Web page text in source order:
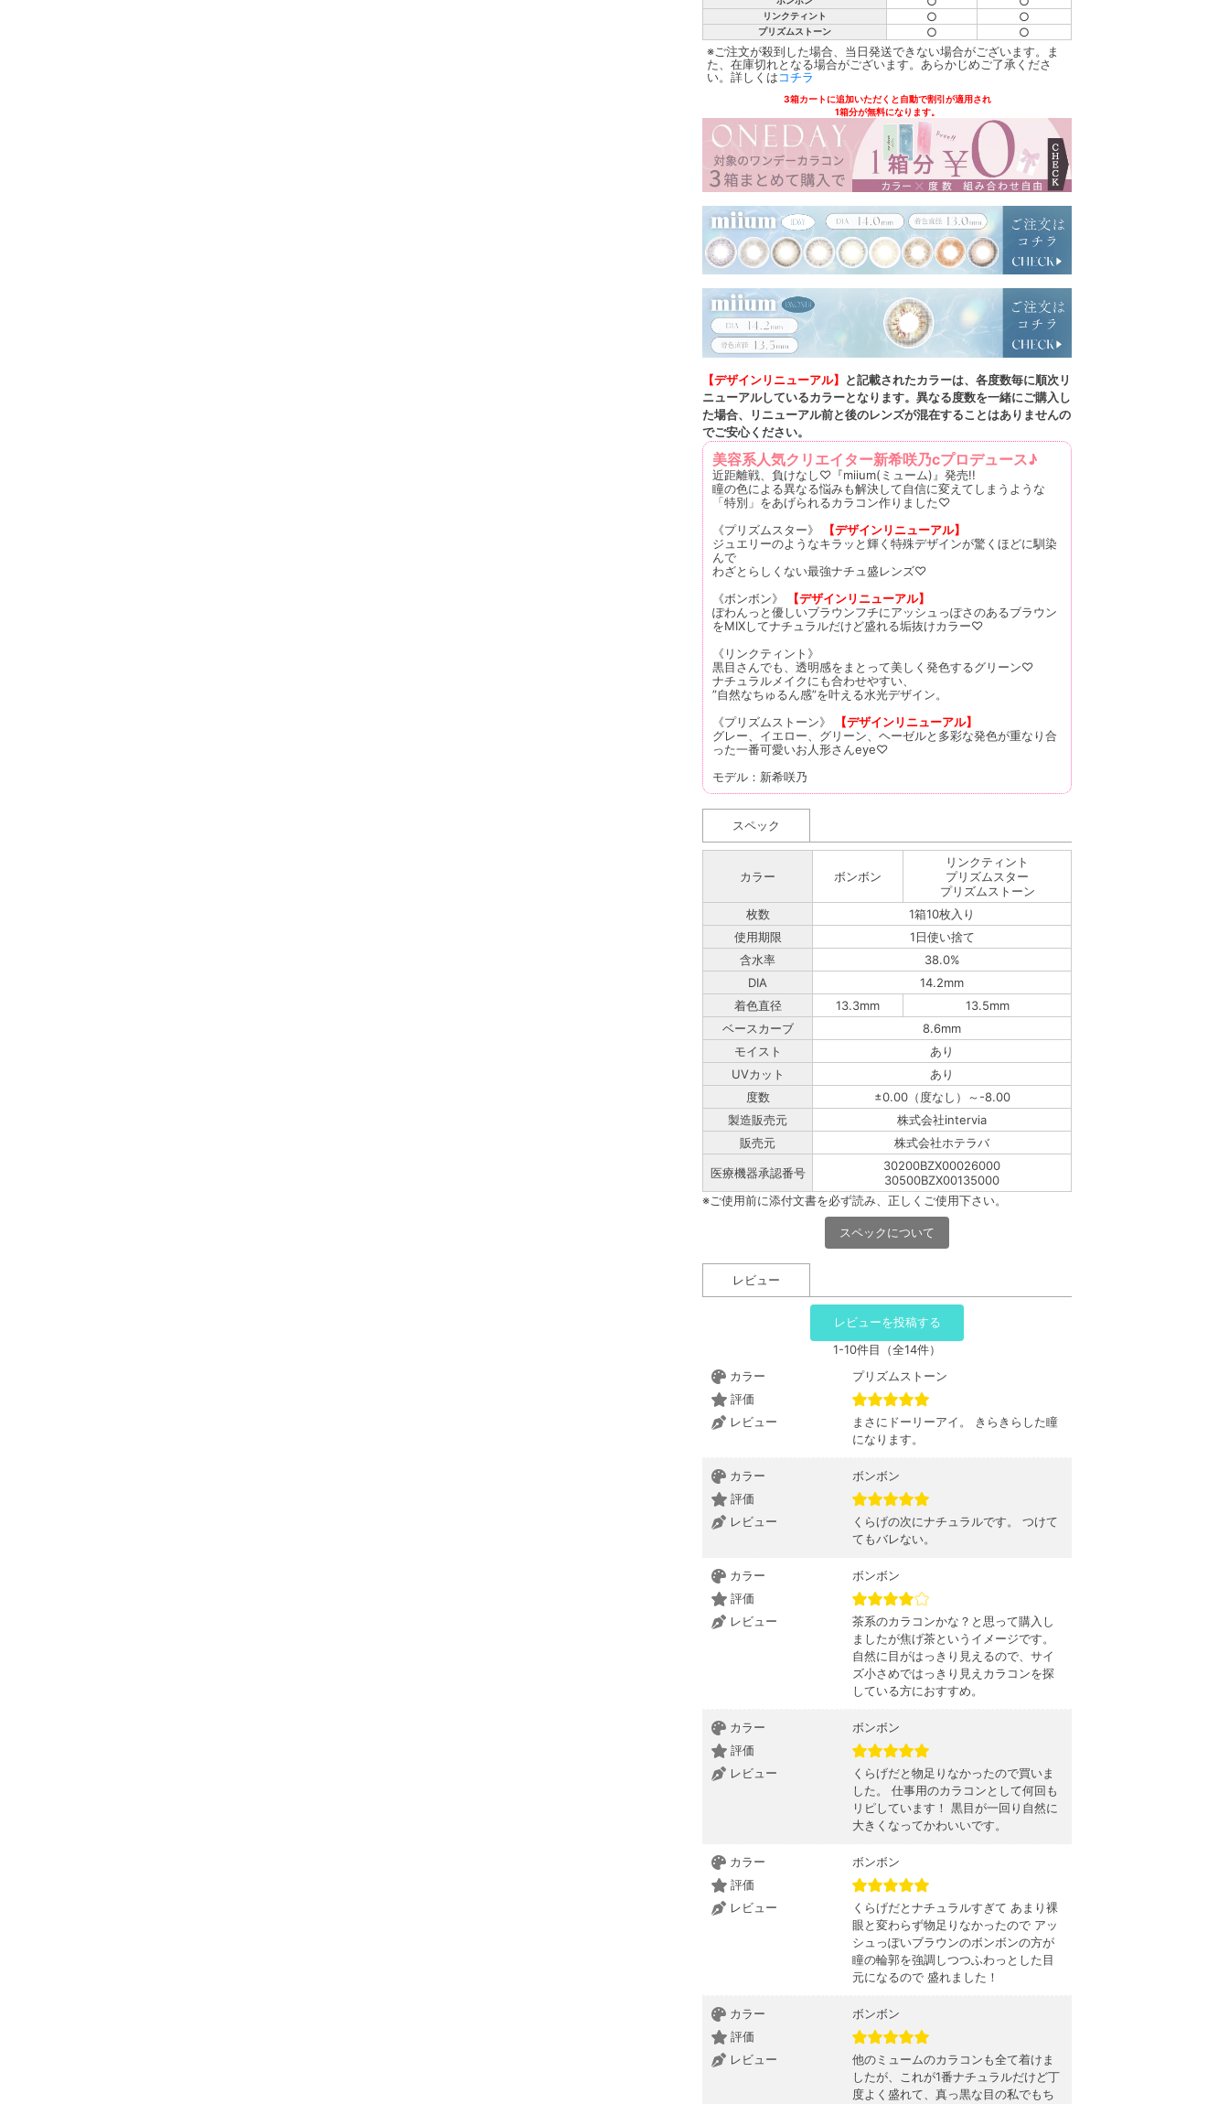
リンクティント ○ ○
プリズムストーン ○
○
※ご注文が殺到した場合、当日発送できない場合がございます。ま
た、在庫切れとなる場合がございます。あらかじめご了承くださ
い。詳しくはコチラ
3箱カートに追加いただくと自動で割引が適用され
1箱分が無料になります。
【デザインリニューアル】
と記載されたカラーは、各度数毎に順次リ
ニューアルしているカラーとなります。異なる度数を一緒にご購入し
た場合、リニューアル前と後のレンズが混在することはありませんの
でご安心ください。
美容系人気クリエイター新希咲乃cプロデュース♪
近距離戦、負けなし♡『miium(ミューム)』発売!!
瞳の色による異なる悩みも解決して自信に変えてしまうような
「特別」をあげられるカラコン作りました♡
《プリズムスター》
【デザインリニューアル】
ジュエリーのようなキラッと輝く特殊デザインが驚くほどに馴染
んで
わざとらしくない最強ナチュ盛レンズ♡
《ボンボン》
【デザインリニューアル】
ぽわんっと優しいブラウンフチにアッシュっぽさのあるブラウン
をMIXしてナチュラルだけど盛れる垢抜けカラー♡
《リンクティント》
黒目さんでも、透明感をまとって美しく発色するグリーン♡
ナチュラルメイクにも合わせやすい、
”自然なちゅるん感”を叶える水光デザイン。
《プリズムストーン》
【デザインリニューアル】
グレー、イエロー、グリーン、ヘーゼルと多彩な発色が重なり合
った一番可愛いお人形さんeye♡
モデル：新希咲乃
スペック
カラー ボンボン
リンクティント
プリズムスター
プリズムストーン
枚数
1箱10枚入り
使用期限
1日使い捨て
含水率
38.0%
DIA
14.2mm
着色直径
13.3mm
13.5mm
ベースカーブ
8.6mm
モイスト
あり
UVカット
あり
度数
±0.00（度なし）～-8.00
製造販売元
株式会社intervia
販売元
株式会社ホテラバ
医療機器承認番号
30200BZX00026000
30500BZX00135000
※ご使用前に添付文書を必ず読み、正しくご使用下さい。
スペックについて
レビュー
レビューを投稿する
1-10件目（全14件）
カラー
プリズムストーン
評価
レビュー
まさにドーリーアイ。 きらきらした瞳
になります。
カラー
ボンボン
評価
レビュー
くらげの次にナチュラルです。 つけて
てもバレない。
カラー
ボンボン
評価
レビュー
茶系のカラコンかな？と思って購入し
ましたが焦げ茶というイメージです。
自然に目がはっきり見えるので、サイ
ズ小さめではっきり見えカラコンを探
している方におすすめ。
カラー
ボンボン
評価
レビュー
くらげだと物足りなかったので買いま
した。 仕事用のカラコンとして何回も
リピしています！ 黒目が一回り自然に
大きくなってかわいいです。
カラー
ボンボン
評価
レビュー
くらげだとナチュラルすぎて あまり裸
眼と変わらず物足りなかったので アッ
シュっぽいブラウンのボンボンの方が
瞳の輪郭を強調しつつふわっとした目
元になるので 盛れました！
カラー
ボンボン
評価
レビュー
他のミュームのカラコンも全て着けま
したが、これが1番ナチュラルだけど丁
度よく盛れて、真っ黒な目の私でもち